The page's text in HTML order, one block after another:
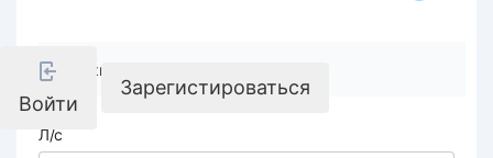
Войти
Зарегистироваться
Реквизиты компании
Л/с